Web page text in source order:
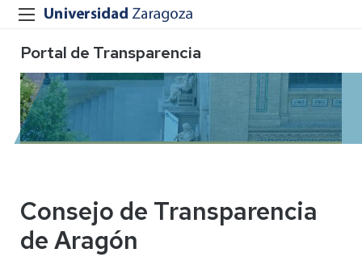
Portal de Transparencia
Consejo de Transparencia
de Aragón